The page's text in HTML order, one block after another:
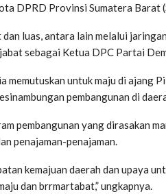
DPRD Provinsi Sumatera Barat
luas, antara lain melalui
sebagai Ketua DPC Partai
memutuskan untuk maju di ajang
pembangunan di
pembangunan yang dirasakan
penajaman-penajaman.
kemajuan daerah dan upaya
dan brrmartabat,” ungkapnya.